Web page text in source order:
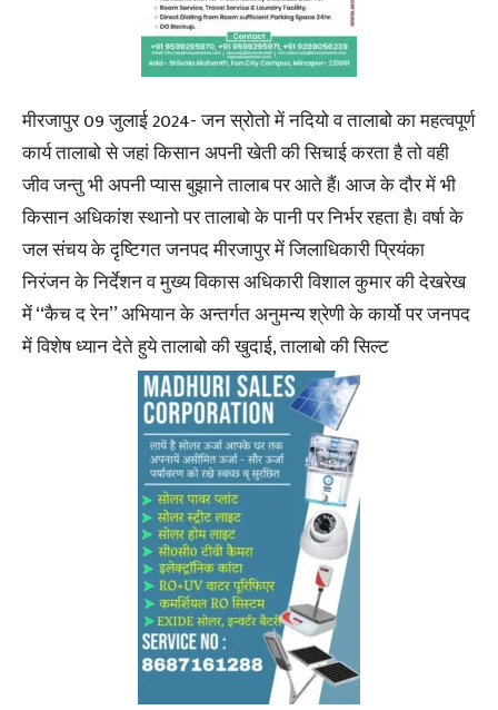
मीरजापुर 09 जुलाई 2024- जन स्रोतो में नदियो व तालाबो का महत्वपूर्ण
कार्य तालाबो से जहां किसान अपनी खेती की सिचाई करता है तो वही
जीव जन्तु भी अपनी प्यास बुझाने तालाब पर आते हैं। आज के दौर में भी
किसान अधिकांश स्थानो पर तालाबो के पानी पर निर्भर रहता है। वर्षा के
जल संचय के दृष्टिगत जनपद मीरजापुर में जिलाधिकारी प्रियंका
निरंजन के निर्देशन व मुख्य विकास अधिकारी विशाल कुमार की देखरेख
में ‘‘कैच द रेन’’ अभियान के अन्तर्गत अनुमन्य श्रेणी के कार्यो पर जनपद
में विशेष ध्यान देते हुये तालाबो की खुदाई, तालाबो की सिल्ट